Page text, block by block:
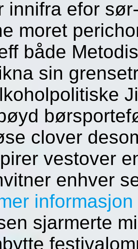
innifra efor
moret
både
sin
clover
vestover
enhver
informasjon
sjarmerte